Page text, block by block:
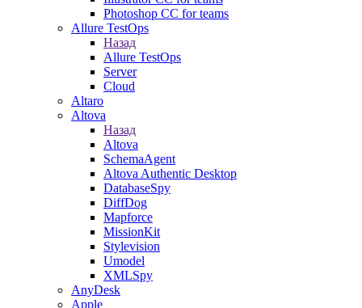
Photoshop CC for teams
Allure TestOps
Назад
Allure TestOps
Server
Cloud
Altaro
Altova
Назад
Altova
SchemaAgent
Altova Authentic Desktop
DatabaseSpy
DiffDog
Mapforce
MissionKit
Stylevision
Umodel
XMLSpy
AnyDesk
Apple